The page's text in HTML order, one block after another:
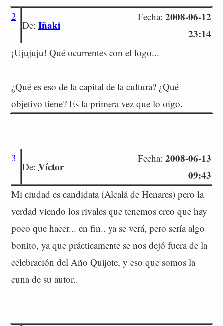
2
De: Iñaki
Fecha: 2008-06-12
23:14
¡Ujujuju! Qué ocurrentes con el logo...
¿Qué es eso de la capital de la cultura? ¿Qué
objetivo tiene? Es la primera vez que lo oigo.
3
De: Víctor
Fecha: 2008-06-13
09:43
Mi ciudad es candidata (Alcalá de Henares) pero la
verdad viendo los rivales que tenemos creo que hay
poco que hacer... en fin.. ya se verá, pero sería algo
bonito, ya que prácticamente se nos dejó fuera de la
celebración del Año Quijote, y eso que somos la
cuna de su autor..